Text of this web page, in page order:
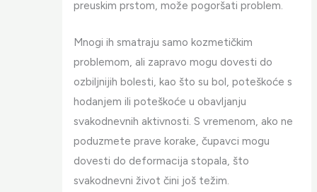
preuskim prstom, može pogoršati problem.
Mnogi ih smatraju samo kozmetičkim
problemom, ali zapravo mogu dovesti do
ozbiljnijih bolesti, kao što su bol, poteškoće s
hodanjem ili poteškoće u obavljanju
svakodnevnih aktivnosti. S vremenom, ako ne
poduzmete prave korake, čupavci mogu
dovesti do deformacija stopala, što
svakodnevni život čini još težim.